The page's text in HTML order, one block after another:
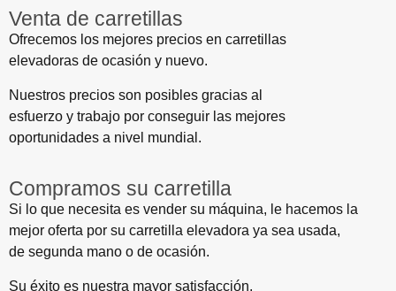
Venta de carretillas
Ofrecemos los mejores precios en carretillas
elevadoras de ocasión y nuevo.
Nuestros precios son posibles gracias al
esfuerzo y trabajo por conseguir las mejores
oportunidades a nivel mundial.
Compramos su carretilla
Si lo que necesita es vender su máquina, le hacemos la
mejor oferta por su carretilla elevadora ya sea usada,
de segunda mano o de ocasión.
Su éxito es nuestra mayor satisfacción.